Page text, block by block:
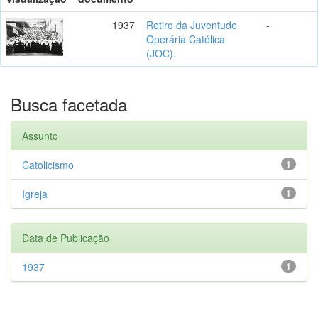
1937
Retiro da Juventude
Operária Católica
(JOC).
-
Busca facetada
Assunto
1
Catolicismo
1
Igreja
Data de Publicação
1
1937